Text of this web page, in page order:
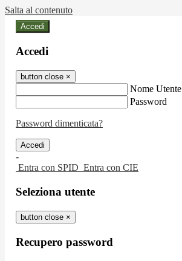
Salta al contenuto
Accedi
Accedi
button close ×
Nome Utente
Password
Password dimenticata?
-
Entra con SPID Entra con CIE
Seleziona utente
button close ×
Recupero password